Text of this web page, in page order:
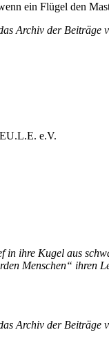
ein Flügel den
Archiv der Beiträge
e.V.
ihre Kugel aus
Menschen“ ihren
Archiv der Beiträge